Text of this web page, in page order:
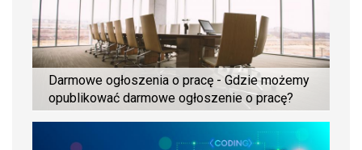
Darmowe ogłoszenia o pracę - Gdzie możemy
opublikować darmowe ogłoszenie o pracę?